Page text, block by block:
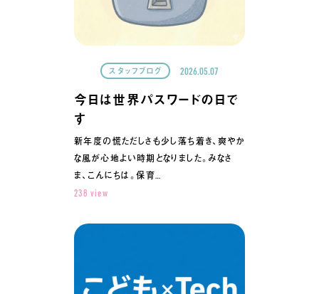
スタッフブログ 2026.05.07
今日は世界パスワードの日で
す
新年度の慌ただしさも少し落ち着き、爽やか
な風が心地よい時期となりました。みなさ
ま、こんにちは。保育…
238 view